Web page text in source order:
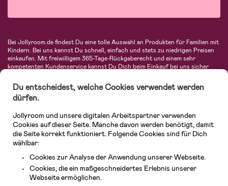
Bei Jollyroom.de findest Du eine tolle Auswahl an Produkten für Familien mit
Kindern. Bei uns kannst Du schnell, einfach und stets zu niedrigen Preisen
einkaufen. Mit freiwilligem 365-Tage-Rückgaberecht und einem sehr
kompetenten Kundenservice kannst Du Dich beim Einkauf bei uns sicher
Autositze, Kinder- und Babymode, Produkte für Mütter und eine Menge
fantastischer Einrichtungsgegenstände, Spielsachen, Babyprodukte und
vieles mehr. Wir haben Produkte von bekannten Herstellern wie Britax, Maxi-
Avent, Jack Wolfskin, Cybex, LEGO und vielen mehr. Schau Dich um in
unserer vielfältigen Online-Boutique für Kinder & Babys. Willkommen!
Du entscheidest, welche Cookies verwendet werden
dürfen.
Jollyroom und unsere digitalen Arbeitspartner verwenden
Cookies auf dieser Seite. Manche davon werden benötigt, damit
die Seite korrekt funktioniert. Folgende Cookies sind für Dich
wählbar:
Cookies zur Analyse der Anwendung unserer Webseite.
Cookies, die ein maßgeschneidertes Erlebnis unserer
Webseite ermöglichen.